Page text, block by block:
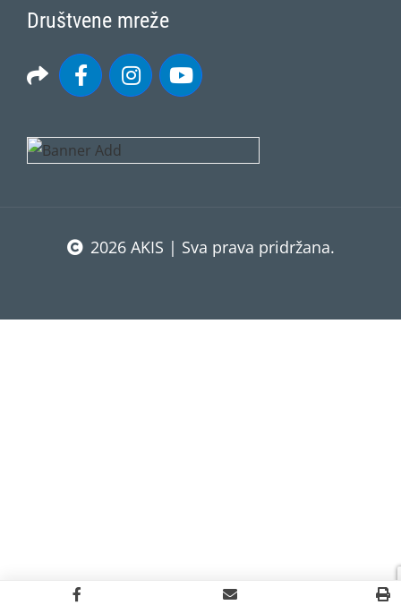
Društvene mreže
2026 AKIS | Sva prava pridržana.